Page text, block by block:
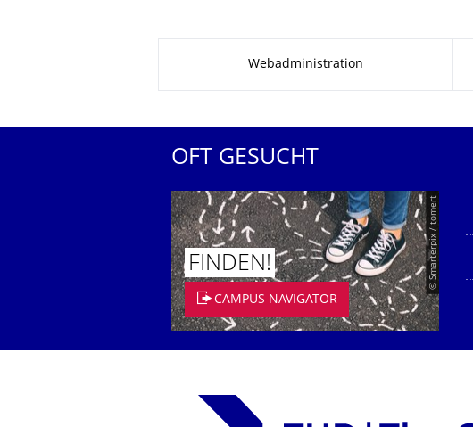
Webadministration
OFT GESUCHT
© Smarterpix / tomert
FINDEN!
CAMPUS NAVIGATOR